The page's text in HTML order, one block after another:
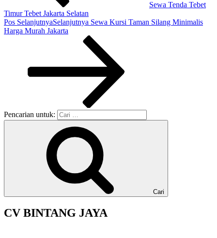
Sewa Tenda Tebet
Timur Tebet Jakarta Selatan
Pos SelanjutnyaSelanjutnya Sewa Kursi Taman Silang Minimalis
Harga Murah Jakarta
Pencarian untuk:
Cari
CV BINTANG JAYA